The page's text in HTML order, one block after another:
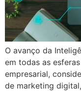
O avanço da
em todas as
empresarial,
de marketing